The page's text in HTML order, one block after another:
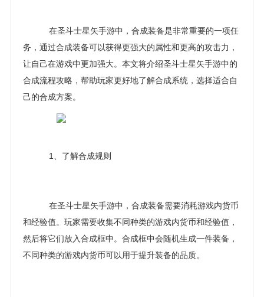
在圣斗士星矢手游中，合成装备是非常重要的一项任
务，通过合成装备可以获得更强大的属性和更高的攻击力，
让自己在游戏中更加强大。本文将介绍圣斗士星矢手游中的
合成流程攻略，帮助玩家更好地了解合成系统，选择适合自
己的合成方案。
1、了解合成规则
在圣斗士星矢手游中，合成装备需要消耗游戏内货币
和经验值。玩家需要收集不同种类的游戏内货币和经验值，
然后将它们放入合成框中。合成框中会随机生成一件装备，
不同种类的游戏内货币可以用于提升装备的品质。